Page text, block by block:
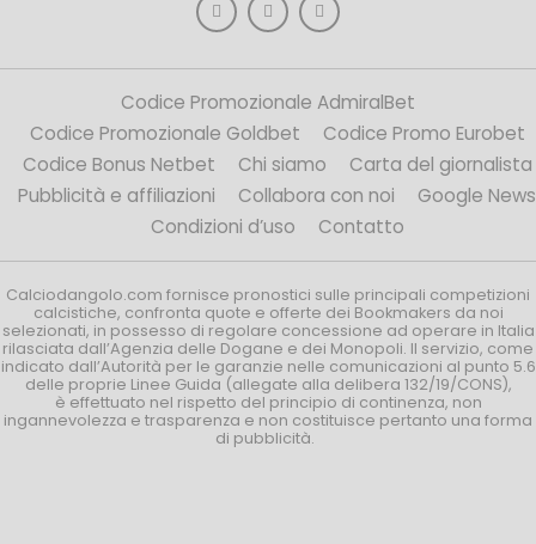
Codice Promozionale AdmiralBet
Codice Promozionale Goldbet
Codice Promo Eurobet
Codice Bonus Netbet
Chi siamo
Carta del giornalista
Pubblicità e affiliazioni
Collabora con noi
Google News
Condizioni d’uso
Contatto
Calciodangolo.com fornisce pronostici sulle principali competizioni
calcistiche, confronta quote e offerte dei Bookmakers da noi
selezionati, in possesso di regolare concessione ad operare in Italia
rilasciata dall’Agenzia delle Dogane e dei Monopoli. Il servizio, come
indicato dall’Autorità per le garanzie nelle comunicazioni al punto 5.6
delle proprie Linee Guida (allegate alla delibera 132/19/CONS),
è effettuato nel rispetto del principio di continenza, non
ingannevolezza e trasparenza e non costituisce pertanto una forma
di pubblicità.